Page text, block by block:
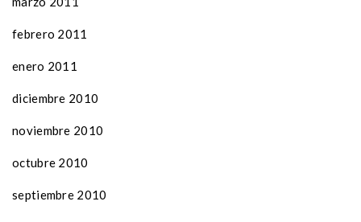
febrero 2011
enero 2011
diciembre 2010
noviembre 2010
octubre 2010
septiembre 2010